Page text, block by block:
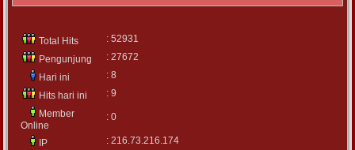
Total Hits
: 52931
Pengunjung
: 27672
Hari ini
: 8
Hits hari ini
: 9
Member
Online
: 0
IP
: 216.73.216.174